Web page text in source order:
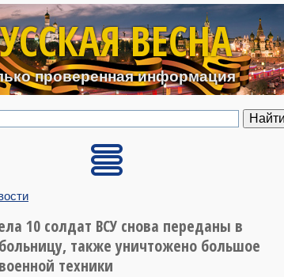
Перейти к основному
ВЕСНА
проверенная информация
10 солдат ВСУ снова переданы в
также уничтожено большое
техники